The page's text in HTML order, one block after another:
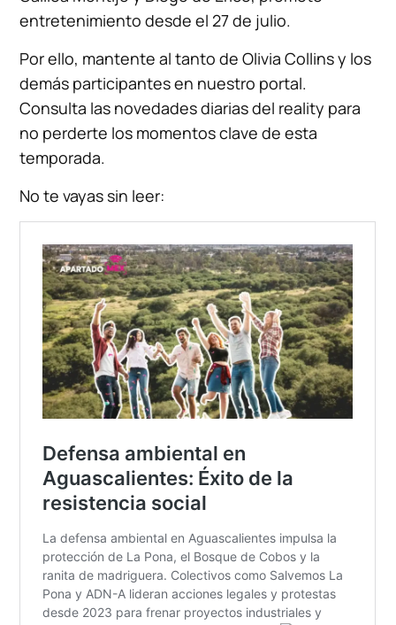
entretenimiento desde el 27 de julio.
Por ello, mantente al tanto de Olivia Collins y los
demás participantes en nuestro portal.
Consulta las novedades diarias del reality para
no perderte los momentos clave de esta
temporada.
No te vayas sin leer: